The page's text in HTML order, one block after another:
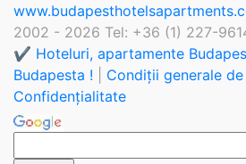
2002 - 2026 Tel: +36 (1) 227-
✔️ Hoteluri, apartamente
Budapesta !
Condiții generale
Confidențialitate